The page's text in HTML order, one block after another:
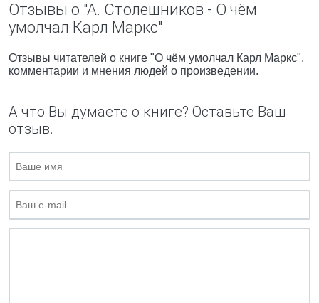
Отзывы о "А. Столешников - О чём
умолчал Карл Маркс"
Отзывы читателей о книге "О чём умолчал Карл Маркс",
комментарии и мнения людей о произведении.
А что Вы думаете о книге? Оставьте Ваш
отзыв.